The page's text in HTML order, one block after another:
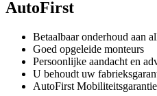
AutoFirst
Betaalbaar onderhoud aan
Goed opgeleide monteurs
Persoonlijke aandacht en
U behoudt uw
AutoFirst